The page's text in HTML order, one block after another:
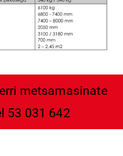
metsamasinate
53 031 642